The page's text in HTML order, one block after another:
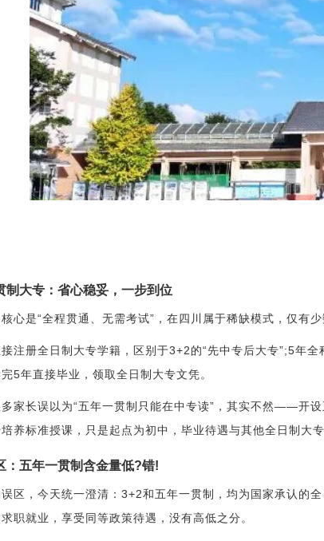
制大专：省心稳妥，一步到位
心是“全程贯通、无需考试”，在四川属于稀缺模式，仅有
接注册全日制大专学籍，区别于3+2的“先中专后大专”;5年
5年直接毕业，领取全日制大专文凭。
家长误以为“五年一贯制只能在中专读”，其实不然——开
养标准授课，只是起点为初中，毕业待遇与其他全日制大
：五年一贯制含金量低?错!
区，今天统一澄清：3+2和五年一贯制，均为国家承认的
职就业，享受同等政策待遇，没有高低之分。